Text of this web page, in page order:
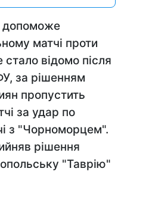
допоможе
матчі проти
відомо після
за рішенням
пропустить
за удар по
з "Чорноморцем".
рішення
"Таврію"